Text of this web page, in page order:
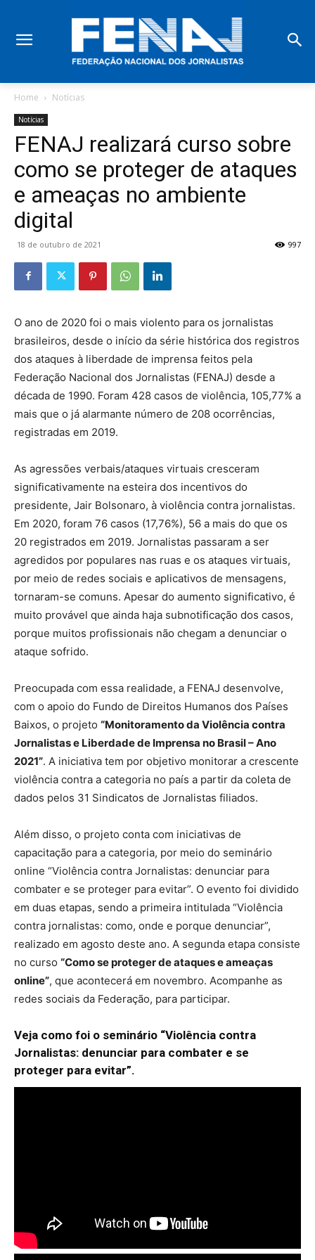
Home Notícias
Notícias
FENAJ realizará curso sobre
como se proteger de ataques
e ameaças no ambiente
digital
18 de outubro de 2021 997
O ano de 2020 foi o mais violento para os jornalistas
brasileiros, desde o início da série histórica dos registros
dos ataques à liberdade de imprensa feitos pela
Federação Nacional dos Jornalistas (FENAJ) desde a
década de 1990. Foram 428 casos de violência, 105,77% a
mais que o já alarmante número de 208 ocorrências,
registradas em 2019.
As agressões verbais/ataques virtuais cresceram
significativamente na esteira dos incentivos do
presidente, Jair Bolsonaro, à violência contra jornalistas.
Em 2020, foram 76 casos (17,76%), 56 a mais do que os
20 registrados em 2019. Jornalistas passaram a ser
agredidos por populares nas ruas e os ataques virtuais,
por meio de redes sociais e aplicativos de mensagens,
tornaram-se comuns. Apesar do aumento significativo, é
muito provável que ainda haja subnotificação dos casos,
porque muitos profissionais não chegam a denunciar o
ataque sofrido.
Preocupada com essa realidade, a FENAJ desenvolve,
com o apoio do Fundo de Direitos Humanos dos Países
Baixos, o projeto “Monitoramento da Violência contra
Jornalistas e Liberdade de Imprensa no Brasil – Ano
2021”. A iniciativa tem por objetivo monitorar a crescente
violência contra a categoria no país a partir da coleta de
dados pelos 31 Sindicatos de Jornalistas filiados.
Além disso, o projeto conta com iniciativas de
capacitação para a categoria, por meio do seminário
online “Violência contra Jornalistas: denunciar para
combater e se proteger para evitar”. O evento foi dividido
em duas etapas, sendo a primeira intitulada “Violência
contra jornalistas: como, onde e porque denunciar”,
realizado em agosto deste ano. A segunda etapa consiste
no curso “Como se proteger de ataques e ameaças
online”, que acontecerá em novembro. Acompanhe as
redes sociais da Federação, para participar.
Veja como foi o seminário “Violência contra
Jornalistas: denunciar para combater e se
proteger para evitar”.